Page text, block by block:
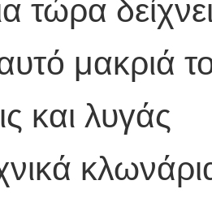
τώρα
μακριά
και λυγάς